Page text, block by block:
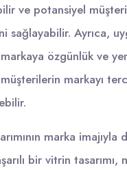
ve potansiyel
sağlayabilir. Ayrıca,
markaya özgünlük ve
markayı
marka imajıyla
bir vitrin tasarımı,